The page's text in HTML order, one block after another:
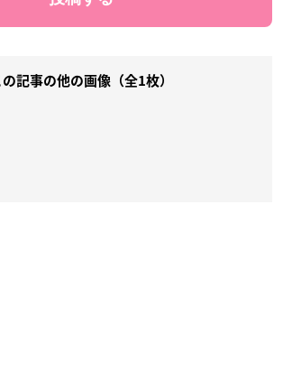
の記事の他の画像（全1枚）